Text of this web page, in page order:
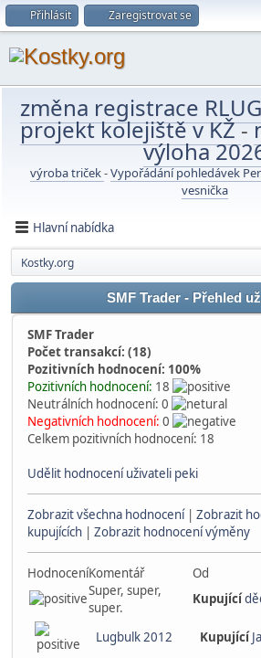
Přihlásit Zaregistrovat se
změna registrace
projekt kolejiště v KŽ-
výloha
výroba triček-Vypořádání pohledávek
vesnička
Hlavní nabídka
Kostky.org
SMF Trader - Přehled
SMF Trader
Počet transakcí: (18)
Pozitivních hodnocení: 100%
Pozitivních hodnocení: 18
Neutrálních hodnocení: 0
Negativních hodnocení: 0
Celkem pozitivních hodnocení: 18
Udělit hodnocení uživateli peki
Zobrazit všechna hodnocení| Zobrazit
kupujících | Zobrazit hodnocení výměny
HodnoceníKomentář Od
Super, super,
super.
Kupující
Lugbulk 2012
Kupující